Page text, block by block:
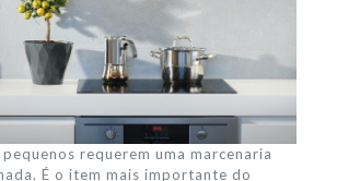
requerem uma marcenaria
É o item mais importante do